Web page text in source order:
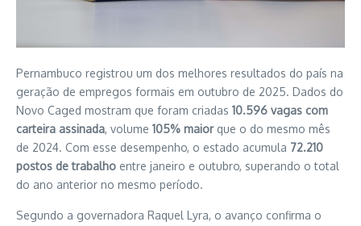
Pernambuco registrou um dos melhores resultados do país na
geração de empregos formais em outubro de 2025. Dados do
Novo Caged mostram que foram criadas 10.596 vagas com
carteira assinada, volume 105% maiorque o do mesmo mês
de 2024. Com esse desempenho, o estado acumula 72.210
postos de trabalho entre janeiro e outubro, superando o total
do ano anterior no mesmo período.
Segundo a governadora Raquel Lyra, o avanço confirma o